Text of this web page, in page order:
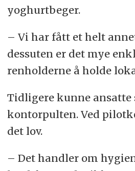
yoghurtbeger.
– Vi har fått et helt
dessuten er det mye
renholderne å holde
Tidligere kunne ansatte
kontorpulten. Ved
det lov.
– Det handler om